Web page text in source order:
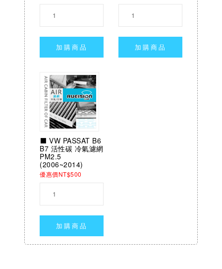
加購商品 加購商品
⬛ VW PASSAT B6
B7 活性碳 冷氣濾網
PM2.5
(2006~2014)
優惠價NT$500
加購商品